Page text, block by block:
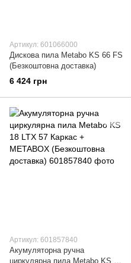
Артикул: 601066000
Дискова пила Metabo KS 66 FS
(Безкоштовна доставка)
6 424 грн
Артикул: 601857840
Акумуляторна ручна
циркулярна пила Metabo KS 18